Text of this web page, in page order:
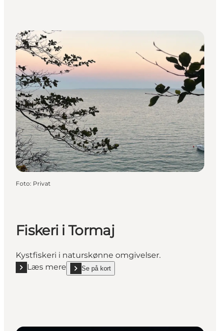
Foto: Privat
Fiskeri i Tormaj
Kystfiskeri i naturskønne omgivelser.
Læs mere
Læs mere "Fiskeri i Tormaj"
Se på kort
show Fiskeri i Tormaj on_map